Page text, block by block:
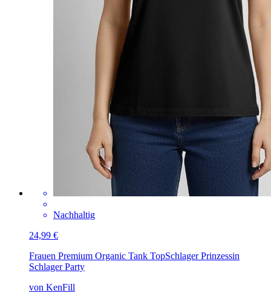
Nachhaltig
24,99 €
Frauen Premium Organic Tank TopSchlager Prinzessin
Schlager Party
von KenFill